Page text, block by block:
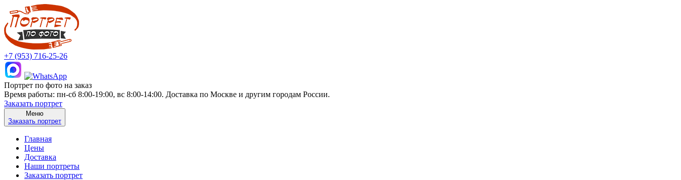
+7 (953) 716-25-26
Портрет по фото на заказ
Время работы: пн-сб 8:00-19:00, вс 8:00-14:00. Доставка по Москве и другим городам России.
Заказать портрет
Меню
Заказать портрет
Главная
Цены
Доставка
Наши портреты
Заказать портрет